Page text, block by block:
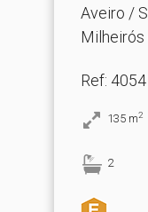
Aveiro /
Milheirós
Ref: 4054
135 m2
2